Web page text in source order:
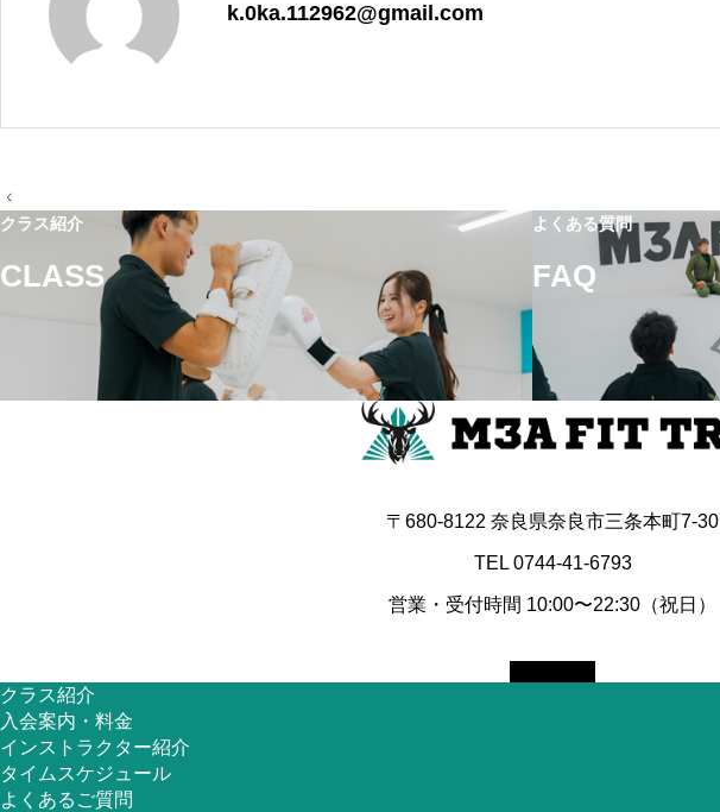
k.0ka.112962@gmail.com
投
稿
ナ
ゲ
ー
クラス紹介
CLASS
よくある質問
FAQ
〒680-8122 奈良県奈良市三条本町7-30
TEL 0744-41-6793
営業・受付時間 10:00〜22:30（祝日）
クラス紹介
入会案内・料金
インストラクター紹介
タイムスケジュール
よくあるご質問